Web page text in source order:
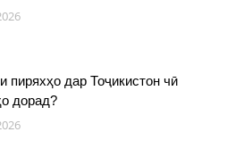
пиряхҳо дар Тоҷикистон чӣ
дорад?